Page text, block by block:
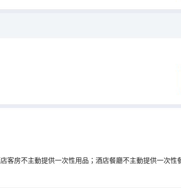
房不主動提供一次性用品；酒店餐廳不主動提供一次性